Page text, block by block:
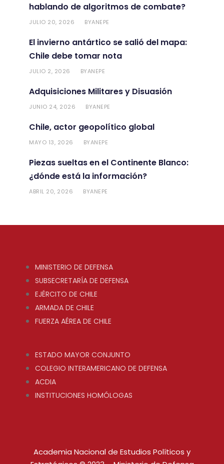
hablando de algoritmos de combate?
JULIO 20, 2026 BYANEPE
El invierno antártico se salió del mapa:
Chile debe tomar nota
JULIO 2, 2026 BYANEPE
Adquisiciones Militares y Disuasión
JUNIO 24, 2026 BYANEPE
Chile, actor geopolítico global
MAYO 13, 2026 BYANEPE
Piezas sueltas en el Continente Blanco:
¿dónde está la información?
ABRIL 20, 2026 BYANEPE
MINISTERIO DE DEFENSA
SUBSECRETARÍA DE DEFENSA
EJÉRCITO DE CHILE
ARMADA DE CHILE
FUERZA AÉREA DE CHILE
ESTADO MAYOR CONJUNTO
COLEGIO INTERAMERICANO DE DEFENSA
ACDIA
INSTITUCIONES HOMÓLOGAS
Academia Nacional de Estudios Políticos y